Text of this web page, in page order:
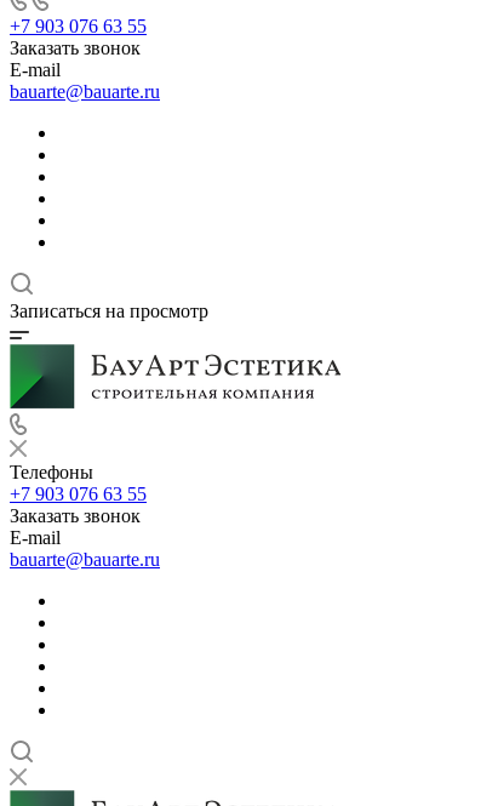
+7 903 076 63 55
Заказать звонок
E-mail
bauarte@bauarte.ru
Записаться на просмотр
Телефоны
+7 903 076 63 55
Заказать звонок
E-mail
bauarte@bauarte.ru